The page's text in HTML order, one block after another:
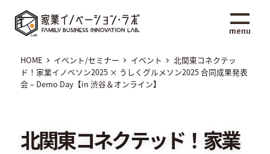
家業イノベーション・ラボ
menu
HOME イベント/セミナー イベント
北関東コネクテッ
ド！家業イノベソン2025 × うしくグルメソン2025 合同成果発表
会 – Demo Day【in 渋谷＆オンライン】
北関東コネクテッド！家業